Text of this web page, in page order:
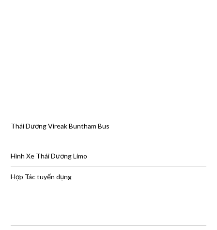
Thái Dương Vireak Buntham Bus
Hình Xe Thái Dương Limo
Hợp Tác tuyển dụng